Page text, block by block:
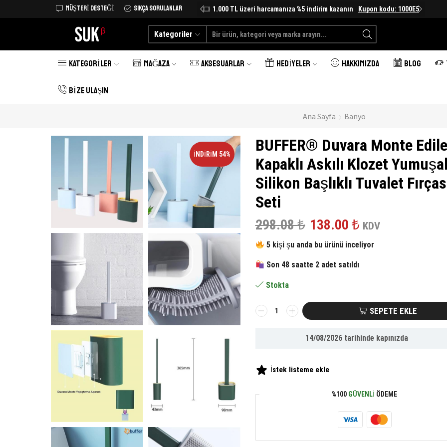
MÜŞTERI DESTEĞI SIKÇA SORULANLAR
Tüm Türkiye'ye kargo şimdi 25 TL Alışverişe Başlayın 1.000 TL üzeri harcamanıza %5 indirim kazanın Kupon kodu: 1000E5
Kategoriler
Search
KATEGORILER MAĞAZA AKSESUARLAR HEDIYELER HAKKIMIZDA BLOG
BIZE ULAŞIN
Ana Sayfa Banyo
İNDIRIM 54%
BUFFER® Duvara Monte
Kapaklı Askılı Klozet
Silikon Başlıklı Tuvalet
Seti
298.08₺ Orijinal
fiyat:
298.08 ₺.
138.00 ₺Şu
andaki
fiyat:
KDV
5 kişi şu anda bu ürünü inceliyor
Son 48 saatte 2 adet satıldı
Stokta
BUFFER®
Duvara
Askılı
Klozet
Silikon
Seti
SEPETE EKLE
14/08/2026tarihinde kapınızda
İstek listeme ekle
%100 GÜVENLI ÖDEME